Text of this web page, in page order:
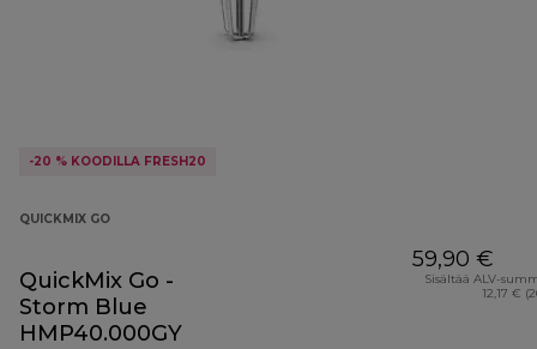
-20 % KOODILLA FRESH20
QUICKMIX GO
QuickMix Go -
Storm Blue
HMP40.000GY
59,90 €
Sisältää ALV-
12,17 €